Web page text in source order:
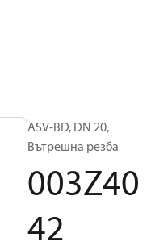
ASV-BD, DN 20,
Вътрешна резба
003Z40
42